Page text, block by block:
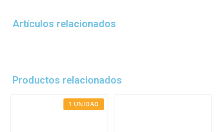
Artículos relacionados
Productos relacionados
1 UNIDAD